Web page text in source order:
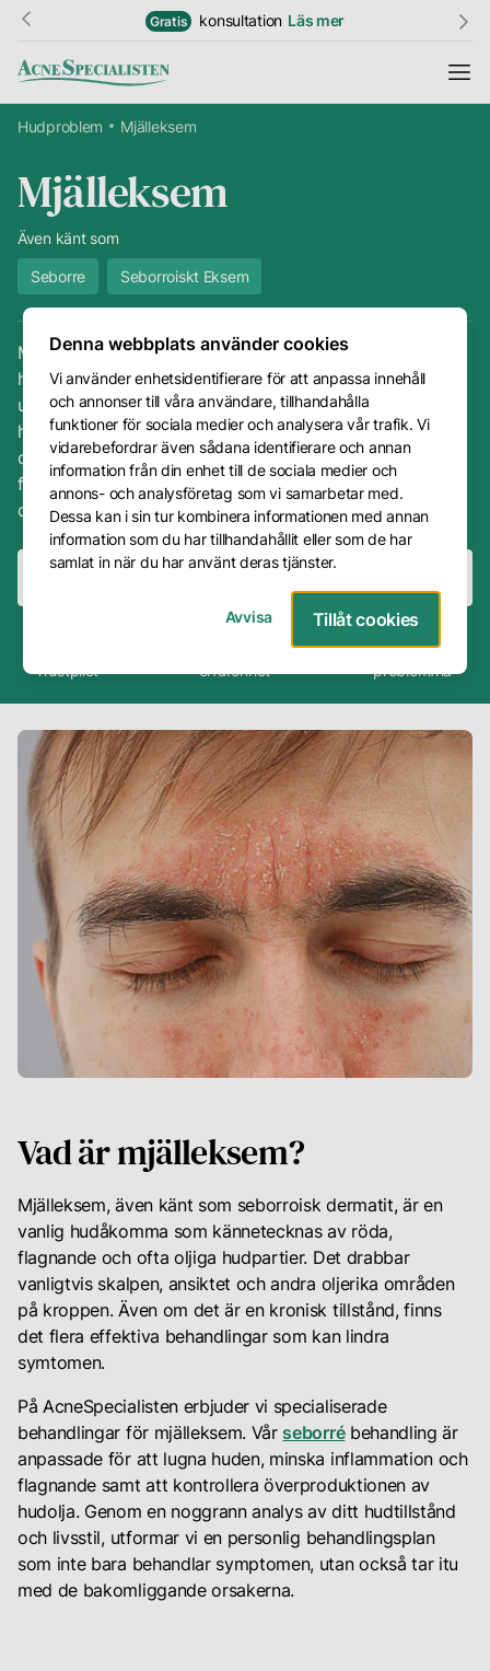
Information
Resultat
Hudguide
Ordlista
Priser
Kundtjänst
Kontakt
Frågor
&
Svar
Avbokning
Företag
Om
oss
Vår
metod
Våra
hudterapeuter
Din
karriär
Logga
för
att
se
dina
rekomendationer
samt
chatta
med
personliga
hudterapeut
Till inloggning
Gratis konsultation Läs mer
Denna webbplats använder cookies
Vi använder enhetsidentifierare för att anpassa innehåll
och annonser till våra användare, tillhandahålla
funktioner för sociala medier och analysera vår trafik. Vi
vidarebefordrar även sådana identifierare och annan
information från din enhet till de sociala medier och
annons- och analysföretag som vi samarbetar med.
Dessa kan i sin tur kombinera informationen med annan
information som du har tillhandahållit eller som de har
samlat in när du har använt deras tjänster.
Avvisa Tillåt cookies
Hudproblem Mjälleksem
Mjälleksem
Även känt som
Seborre Seborroiskt Eksem
Mjälleksem i ansiktet, framförallt i ögonbrynen och i
hårfästet är ett vanligt hudproblem. I den här sektionen
utforskar vi vad mjälleksem är, varför det uppstår och
hur AcneSpecialisten kan hjälpa dig med behandling. Vi
diskuterar orsakerna till mjälleksem, hur det skiljer sig
från andra hudtillstånd och hur vi kan stödja dig genom
din behandlingsprocess.
Trustpilot erfarenhet
200 000+
problemfria
Vad är mjälleksem?
Mjälleksem, även känt som seborroisk dermatit, är en
vanlig hudåkomma som kännetecknas av röda,
flagnande och ofta oljiga hudpartier. Det drabbar
vanligtvis skalpen, ansiktet och andra oljerika områden
på kroppen. Även om det är en kronisk tillstånd, finns
det flera effektiva behandlingar som kan lindra
symtomen.
På AcneSpecialisten erbjuder vi specialiserade
behandlingar för mjälleksem. Vår seborrébehandling är
anpassade för att lugna huden, minska inflammation och
flagnande samt att kontrollera överproduktionen av
hudolja. Genom en noggrann analys av ditt hudtillstånd
och livsstil, utformar vi en personlig behandlingsplan
som inte bara behandlar symptomen, utan också tar itu
med de bakomliggande orsakerna.